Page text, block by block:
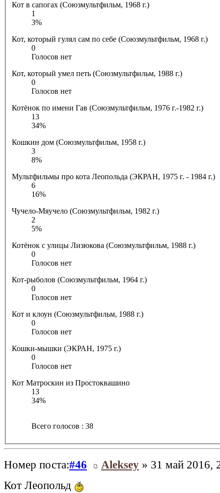
Кот в сапогах (Союзмультфильм, 1968 г.)
1
3%
Кот, который гулял сам по себе (Союзмультфильм, 1968 г.)
0
Голосов нет
Кот, который умел петь (Союзмультфильм, 1988 г.)
0
Голосов нет
Котёнок по имени Гав (Союзмультфильм, 1976 г.-1982 г.)
13
34%
Кошкин дом (Союзмультфильм, 1958 г.)
3
8%
Мультфильмы про кота Леопольда (ЭКРАН, 1975 г. - 1984 г.)
6
16%
Чучело-Мяучело (Союзмультфильм, 1982 г.)
2
5%
Котёнок с улицы Лизюкова (Союзмультфильм, 1988 г.)
0
Голосов нет
Кот-рыболов (Союзмультфильм, 1964 г.)
0
Голосов нет
Кот и клоун (Союзмультфильм, 1988 г.)
0
Голосов нет
Кошки-мышки (ЭКРАН, 1975 г.)
0
Голосов нет
Кот Матроскин из Простоквашино
13
34%
Всего голосов : 38
Номер поста:#46 Aleksey » 31 май 2016,
Кот Леопольд